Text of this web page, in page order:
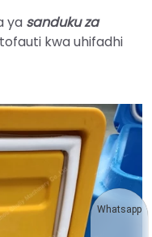
ya sanduku za
kwa uhifadhi
Whatsapp